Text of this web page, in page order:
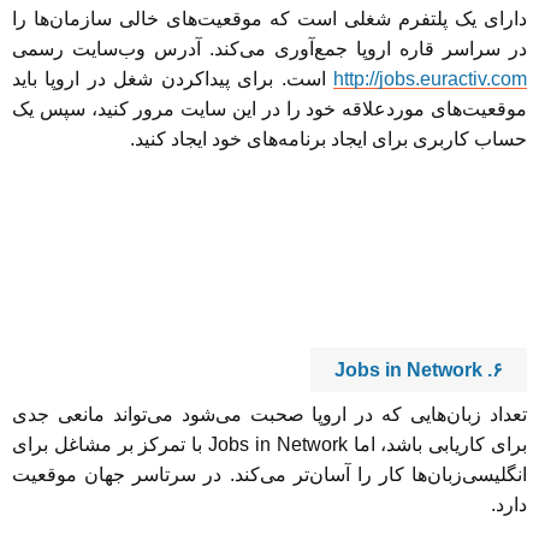
دارای یک پلتفرم شغلی است که موقعیت‌های خالی سازمان‌ها را
در سراسر قاره اروپا جمع‌آوری می‌کند. آدرس وب‌سایت رسمی
http://jobs.euractiv.com
است. برای پیداکردن شغل در اروپا باید
موقعیت‌های موردعلاقه خود را در این سایت مرور کنید، سپس یک
حساب کاربری برای ایجاد برنامه‌های خود ایجاد کنید.
‌۶. Jobs in Network
تعداد زبان‌هایی که در اروپا صحبت می‌شود می‌تواند مانعی جدی
برای کاریابی باشد، اما Jobs in Network با تمرکز بر مشاغل برای
انگلیسی‌زبان‌ها کار را آسان‌تر می‌کند. در سرتاسر جهان موقعیت
دارد.